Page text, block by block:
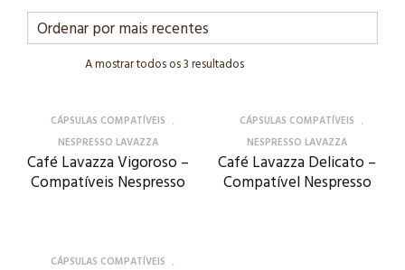
A mostrar todos os 3 resultados
CÁPSULAS COMPATÍVEIS
NESPRESSO LAVAZZA
Café Lavazza Vigoroso –
Compatíveis Nespresso
CÁPSULAS COMPATÍVEIS
NESPRESSO LAVAZZA
Café Lavazza Delicato –
Compatível Nespresso
CÁPSULAS COMPATÍVEIS